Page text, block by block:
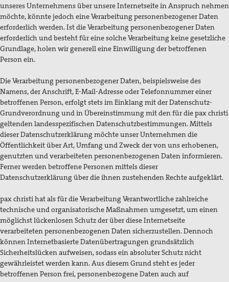
Preisbeirat
Hintergrund: Papst Johannes XXIII und II.
Vatikanisches Konzil
Spiritueller Impuls
Mitmachen
Basisgruppen
Spenden Friedensreferent
Aktionen / Projekte
Mitglied werden!
Spenden und Fördern
Kampagnen & Partner*innen
Kontakt
Suche
unseres Unternehmens über unsere Internetseite in Anspruch nehmen
möchte, könnte jedoch eine Verarbeitung personenbezogener Daten
erforderlich werden. Ist die Verarbeitung personenbezogener Daten
erforderlich und besteht für eine solche Verarbeitung keine gesetzliche
Grundlage, holen wir generell eine Einwilligung der betroffenen
Person ein.
Die Verarbeitung personenbezogener Daten, beispielsweise des
Namens, der Anschrift, E-Mail-Adresse oder Telefonnummer einer
betroffenen Person, erfolgt stets im Einklang mit der Datenschutz-
Grundverordnung und in Übereinstimmung mit den für die pax christi
geltenden landesspezifischen Datenschutzbestimmungen. Mittels
dieser Datenschutzerklärung möchte unser Unternehmen die
Öffentlichkeit über Art, Umfang und Zweck der von uns erhobenen,
genutzten und verarbeiteten personenbezogenen Daten informieren.
Ferner werden betroffene Personen mittels dieser
Datenschutzerklärung über die ihnen zustehenden Rechte aufgeklärt.
pax christi hat als für die Verarbeitung Verantwortliche zahlreiche
technische und organisatorische Maßnahmen umgesetzt, um einen
möglichst lückenlosen Schutz der über diese Internetseite
verarbeiteten personenbezogenen Daten sicherzustellen. Dennoch
können Internetbasierte Datenübertragungen grundsätzlich
Sicherheitslücken aufweisen, sodass ein absoluter Schutz nicht
gewährleistet werden kann. Aus diesem Grund steht es jeder
betroffenen Person frei, personenbezogene Daten auch auf